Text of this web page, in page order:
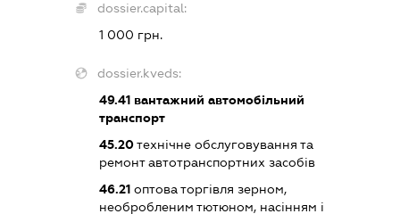
dossier.capital:
1 000 грн.
dossier.kveds:
49.41 вантажний автомобільний
транспорт
45.20технічне обслуговування та
ремонт автотранспортних засобів
46.21 оптова торгівля зерном,
необробленим тютюном, насінням і